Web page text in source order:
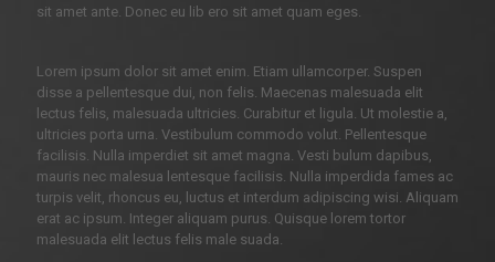
sit amet ante. Donec eu lib ero sit amet quam eges.
Lorem ipsum dolor sit amet enim. Etiam ullamcorper. Suspen
disse a pellentesque dui, non felis. Maecenas malesuada elit
lectus felis, malesuada ultricies. Curabitur et ligula. Ut molestie a,
ultricies porta urna. Vestibulum commodo volut. Pellentesque
facilisis. Nulla imperdiet sit amet magna. Vesti bulum dapibus,
mauris nec malesua lentesque facilisis. Nulla imperdida fames ac
turpis velit, rhoncus eu, luctus et interdum adipiscing wisi. Aliquam
erat ac ipsum. Integer aliquam purus. Quisque lorem tortor
malesuada elit lectus felis male suada.